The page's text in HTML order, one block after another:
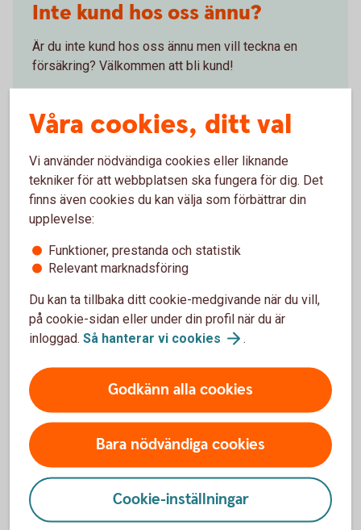
Inte kund hos oss ännu?
Är du inte kund hos oss ännu men vill teckna en
försäkring? Välkommen att bli kund!
Skaffa Fritidshusförsäkring
Via internetbanken
försäkring
Skaffaförsäkringen
Försäkringar
Våra cookies, ditt val
Vi använder nödvändiga cookies eller liknande
tekniker för att webbplatsen ska fungera för dig. Det
finns även cookies du kan välja som förbättrar din
upplevelse:
Funktioner, prestanda och statistik
Relevant marknadsföring
Du kan ta tillbaka ditt cookie-medgivande när du vill,
på cookie-sidan eller under din profil när du är
inloggad. Så hanterar vi cookies .
Godkänn alla cookies
Bara nödvändiga cookies
Cookie-inställningar